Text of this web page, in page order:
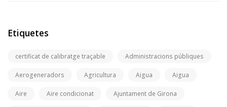
Etiquetes
certificat de calibratge traçable Administracions públiques
Aerogeneradors Agricultura Aigua Aigua
Aire Aire condicionat Ajuntament de Girona